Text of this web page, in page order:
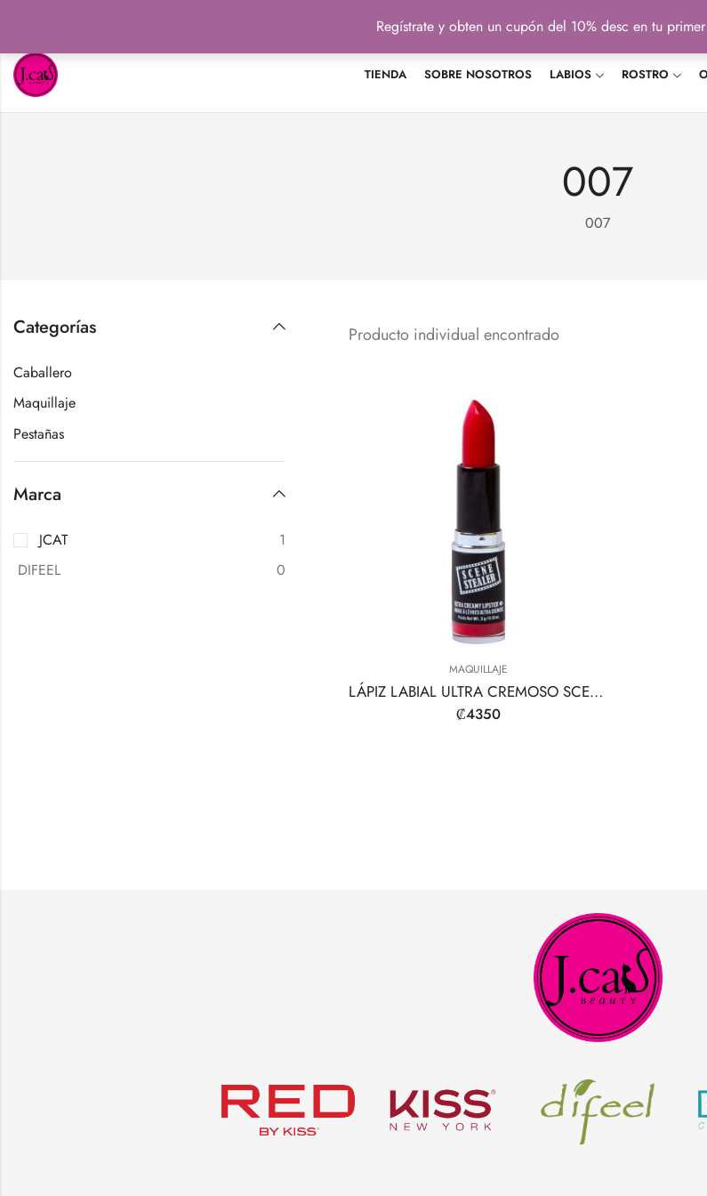
TIENDA SOBRE NOSOTROS LABIOS ROSTRO
007
007
Producto individual encontrado
MAQUILLAJE
LÁPIZ LABIAL ULTRA CREMOSO SCENE STEALER
₡4350
Categorías
Caballero
Maquillaje
Pestañas
Marca
JCAT
1
DIFEEL
0
Regístrate y obten un cupón del 10% desc en tu